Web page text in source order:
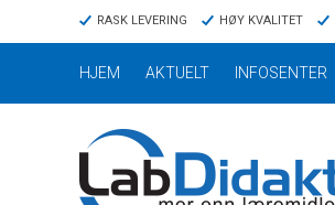
RASK LEVERING HØY KVALITET
HJEM AKTUELT INFOSENTER